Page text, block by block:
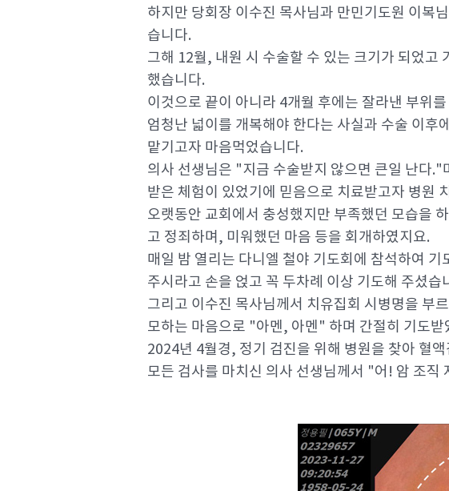
하지만 당회장 이수진 목사님과 만민기도원 이복
습니다.
그해 12월, 내원 시 수술할 수 있는 크기가 되었
했습니다.
이것으로 끝이 아니라 4개월 후에는 잘라낸 부위
엄청난 넓이를 개복해야 한다는 사실과 수술 이후
맡기고자 마음먹었습니다.
의사 선생님은 "지금 수술받지 않으면 큰일 난다
받은 체험이 있었기에 믿음으로 치료받고자 병원
오랫동안 교회에서 충성했지만 부족했던 모습을
고 정죄하며, 미워했던 마음 등을 회개하였지요.
매일 밤 열리는 다니엘 철야 기도회에 참석하여
주시라고 손을 얹고 꼭 두차례 이상 기도해 주셨
그리고 이수진 목사님께서 치유집회 시병명을 부
모하는 마음으로 "아멘, 아멘" 하며 간절히 기도받
2024년 4월경, 정기 검진을 위해 병원을 찾아 혈
모든 검사를 마치신 의사 선생님께서 "어! 암 조